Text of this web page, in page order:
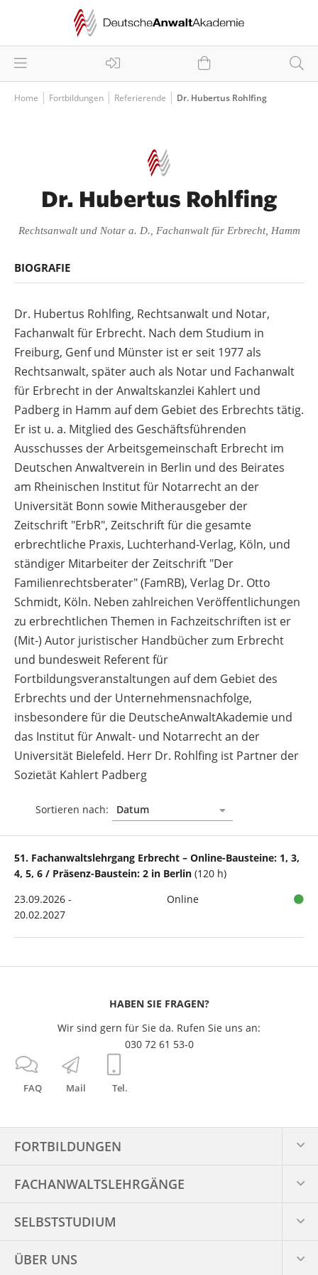
Home Fortbildungen Referierende Dr. Hubertus Rohlfing
Dr. Hubertus Rohlfing
Rechtsanwalt und Notar a. D., Fachanwalt für Erbrecht, Hamm
BIOGRAFIE
Dr. Hubertus Rohlfing, Rechtsanwalt und Notar,
Fachanwalt für Erbrecht. Nach dem Studium in
Freiburg, Genf und Münster ist er seit 1977 als
Rechtsanwalt, später auch als Notar und Fachanwalt
für Erbrecht in der Anwaltskanzlei Kahlert und
Padberg in Hamm auf dem Gebiet des Erbrechts tätig.
Er ist u. a. Mitglied des Geschäftsführenden
Ausschusses der Arbeitsgemeinschaft Erbrecht im
Deutschen Anwaltverein in Berlin und des Beirates
am Rheinischen Institut für Notarrecht an der
Universität Bonn sowie Mitherausgeber der
Zeitschrift "ErbR", Zeitschrift für die gesamte
erbrechtliche Praxis, Luchterhand-Verlag, Köln, und
ständiger Mitarbeiter der Zeitschrift "Der
Familienrechtsberater" (FamRB), Verlag Dr. Otto
Schmidt, Köln. Neben zahlreichen Veröffentlichungen
zu erbrechtlichen Themen in Fachzeitschriften ist er
(Mit-) Autor juristischer Handbücher zum Erbrecht
und bundesweit Referent für
Fortbildungsveranstaltungen auf dem Gebiet des
Erbrechts und der Unternehmensnachfolge,
insbesondere für die DeutscheAnwaltAkademie und
das Institut für Anwalt- und Notarrecht an der
Universität Bielefeld. Herr Dr. Rohlfing ist Partner der
Sozietät Kahlert Padberg
Sortieren nach:
51. Fachanwaltslehrgang Erbrecht – Online-Bausteine: 1, 3,
4, 5, 6 / Präsenz-Baustein: 2 in Berlin (120 h)
23.09.2026 -
20.02.2027
Online
FAQ Mail Tel.
HABEN SIE FRAGEN?
Wir sind gern für Sie da. Rufen Sie uns an:
030 72 61 53-0
FORTBILDUNGEN
FACHANWALTS­LEHRGÄNGE
SELBSTSTUDIUM
ÜBER UNS